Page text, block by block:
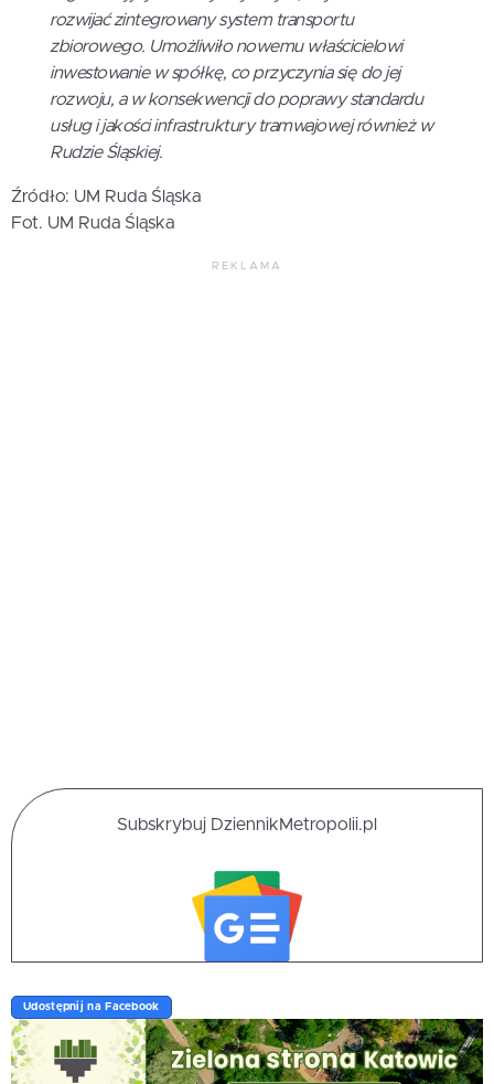
rozwijać zintegrowany system transportu
zbiorowego. Umożliwiło nowemu właścicielowi
inwestowanie w spółkę, co przyczynia się do jej
rozwoju, a w konsekwencji do poprawy standardu
usług i jakości infrastruktury tramwajowej również w
Rudzie Śląskiej.
Źródło: UM Ruda Śląska
Fot. UM Ruda Śląska
REKLAMA
Subskrybuj DziennikMetropolii.pl
Udostępnij na Facebook